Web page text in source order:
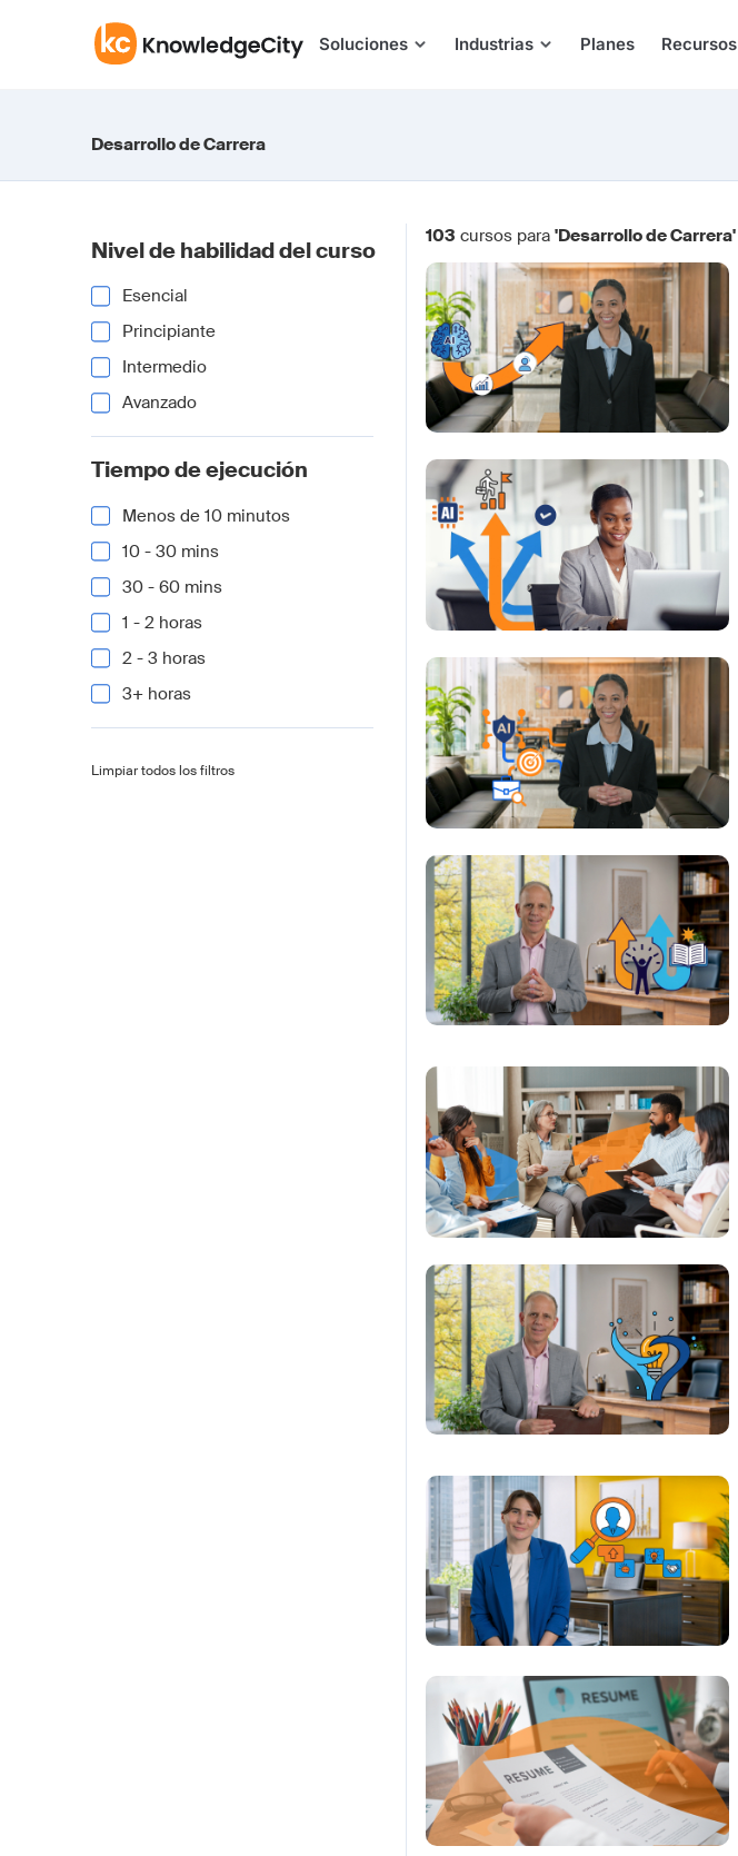
Soluciones Industrias Planes Recursos
Desarrollo de Carrera
Nivel de habilidad del curso
Esencial
Principiante
Intermedio
Avanzado
Tiempo de ejecución
Menos de 10 minutos
10 - 30 mins
30 - 60 mins
1 - 2 horas
2 - 3 horas
3+ horas
Limpiar todos los filtros
103 cursos para'Desarrollo de Carrera'